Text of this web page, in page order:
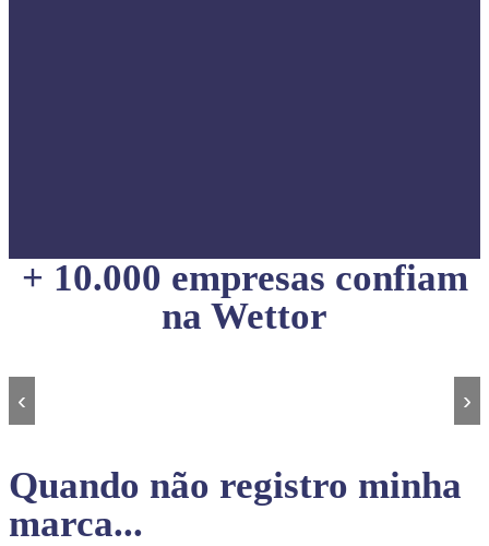
+ 10.000 empresas confiam
na Wettor
‹ ›
Quando não registro minha
marca...